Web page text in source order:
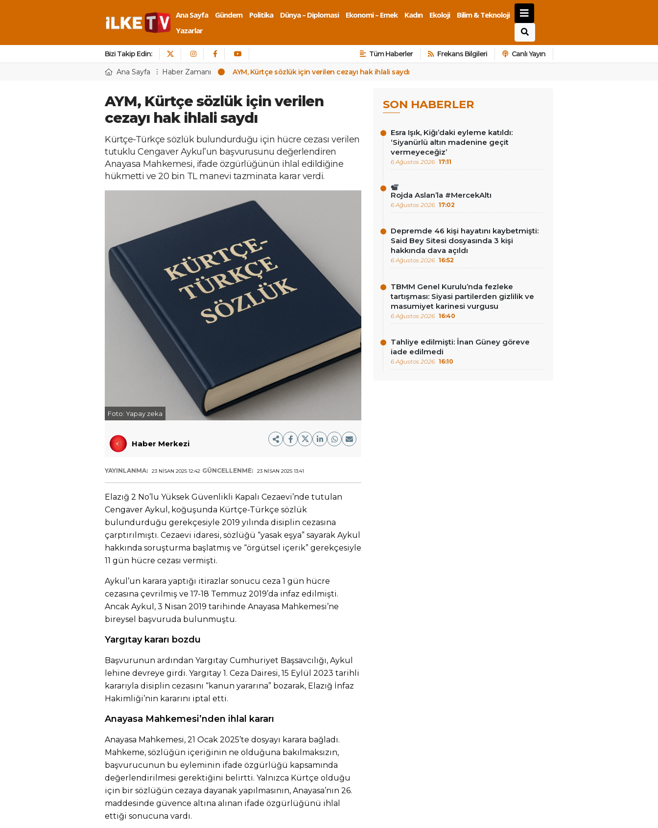
Ana Sayfa Gündem Politika Dünya – Diplomasi Ekonomi – Emek Kadın Ekoloji
Bilim & Teknoloji
Yazarlar
Bizi Takip Edin: Tüm Haberler Frekans Bilgileri Canlı Yayın
Ana Sayfa Haber Zamanı AYM, Kürtçe sözlük için verilen cezayı hak ihlali saydı
AYM, Kürtçe sözlük için verilen
cezayı hak ihlali saydı
Kürtçe-Türkçe sözlük bulundurduğu için hücre cezası verilen
tutuklu Cengaver Aykul’un başvurusunu değerlendiren
Anayasa Mahkemesi, ifade özgürlüğünün ihlal edildiğine
hükmetti ve 20 bin TL manevi tazminata karar verdi.
Foto: Yapay zeka
Haber Merkezi
YAYINLANMA: 23 NISAN 2025 12:42 GÜNCELLENME: 23 NISAN 2025 13:41
Elazığ 2 No’lu Yüksek Güvenlikli Kapalı Cezaevi’nde tutulan
Cengaver Aykul, koğuşunda Kürtçe-Türkçe sözlük
bulundurduğu gerekçesiyle 2019 yılında disiplin cezasına
çarptırılmıştı. Cezaevi idaresi, sözlüğü “yasak eşya” sayarak Aykul
hakkında soruşturma başlatmış ve “örgütsel içerik” gerekçesiyle
11 gün hücre cezası vermişti.
Aykul’un karara yaptığı itirazlar sonucu ceza 1 gün hücre
cezasına çevrilmiş ve 17-18 Temmuz 2019’da infaz edilmişti.
Ancak Aykul, 3 Nisan 2019 tarihinde Anayasa Mahkemesi’ne
bireysel başvuruda bulunmuştu.
Yargıtay kararı bozdu
Başvurunun ardından Yargıtay Cumhuriyet Başsavcılığı, Aykul
lehine devreye girdi. Yargıtay 1. Ceza Dairesi, 15 Eylül 2023 tarihli
kararıyla disiplin cezasını “kanun yararına” bozarak, Elazığ İnfaz
Hakimliği’nin kararını iptal etti.
Anayasa Mahkemesi’nden ihlal kararı
Anayasa Mahkemesi, 21 Ocak 2025’te dosyayı karara bağladı.
Mahkeme, sözlüğün içeriğinin ne olduğuna bakılmaksızın,
başvurucunun bu eyleminin ifade özgürlüğü kapsamında
değerlendirilmesi gerektiğini belirtti. Yalnızca Kürtçe olduğu
için bir sözlüğün cezaya dayanak yapılmasının, Anayasa’nın 26.
maddesinde güvence altına alınan ifade özgürlüğünü ihlal
ettiği sonucuna vardı.
SON HABERLER
Esra Işık, Kiğı’daki eyleme katıldı:
‘Siyanürlü altın madenine geçit
vermeyeceğiz’
6 Ağustos 2026 17:11
Rojda Aslan’la #MercekAltı
6 Ağustos 2026 17:02
Depremde 46 kişi hayatını kaybetmişti:
Said Bey Sitesi dosyasında 3 kişi
hakkında dava açıldı
6 Ağustos 2026 16:52
TBMM Genel Kurulu’nda fezleke
tartışması: Siyasi partilerden gizlilik ve
masumiyet karinesi vurgusu
6 Ağustos 2026 16:40
Tahliye edilmişti: İnan Güney göreve
iade edilmedi
6 Ağustos 2026 16:10